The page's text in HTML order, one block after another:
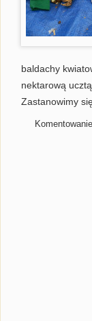
baldachy
nektarową
Zastanowimy